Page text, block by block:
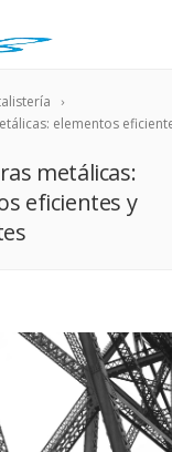
elementos
metálicas:
eficientes y